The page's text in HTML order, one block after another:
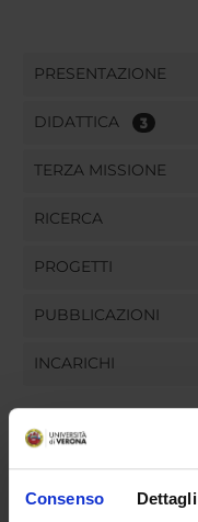
Consenso Dettagli
PRESENTAZIONE
DIDATTICA 3
TERZA MISSIONE
RICERCA
PROGETTI
PUBBLICAZIONI
INCARICHI